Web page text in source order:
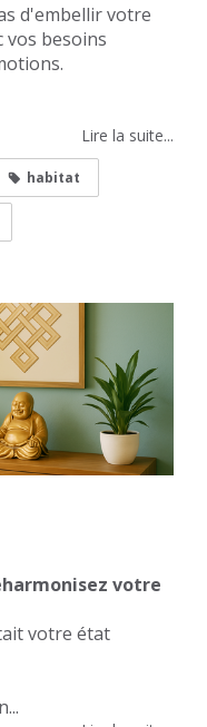
d'embellir votre
vos besoins
Lire la suite...
habitat
votre
votre état